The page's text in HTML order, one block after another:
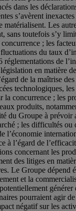
dans les
s’avèrent
matérialisent. Les
sans toutefois s’y
; les
du taux
réglementations de
en matière
de la maîtrise
technologiques,
la concurrence ; les
produits,
du Groupe à prévoir
; les difficultés ou
l’économie
à l’égard de
concernant les
des litiges en
Le Groupe dépend
et la
générer
pourraient agir
négatif sur les